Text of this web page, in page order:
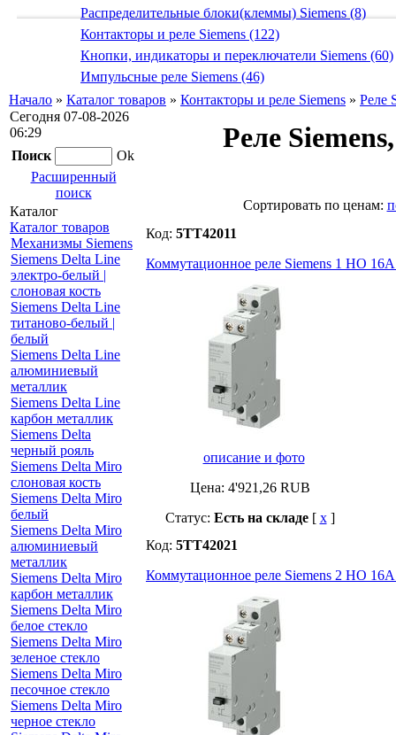
Распределительные блоки(клеммы) Siemens (8)
Контакторы и реле Siemens (122)
Кнопки, индикаторы и переключатели Siemens (60)
Импульсные реле Siemens (46)
Начало » Каталог товаров » Контакторы и реле Siemens » Реле
Сегодня 07-08-2026
06:29
Поиск
Ok
Расширенный
поиск
Каталог
Каталог товаров
Механизмы Siemens
Siemens Delta Line
электро-белый |
слоновая кость
Siemens Delta Line
титаново-белый |
белый
Siemens Delta Line
алюминиевый
металлик
Siemens Delta Line
карбон металлик
Siemens Delta
черный рояль
Siemens Delta Miro
слоновая кость
Siemens Delta Miro
белый
Siemens Delta Miro
алюминиевый
металлик
Siemens Delta Miro
карбон металлик
Siemens Delta Miro
белое стекло
Siemens Delta Miro
зеленое стекло
Siemens Delta Miro
песочное стекло
Siemens Delta Miro
черное стекло
Реле
Cортировать по ценам:
Код: 5TT42011
Коммутационное реле Siemens 1 НО
описание и фото
Цена: 4'921,26RUB
Статус: Есть на складе[ x]
Код: 5TT42021
Коммутационное реле Siemens 2 НО